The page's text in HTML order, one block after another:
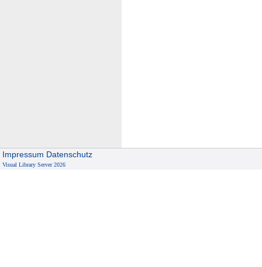
Impressum Datenschutz
Visual Library Server 2026